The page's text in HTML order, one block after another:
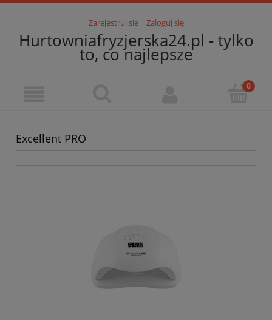
Zarejestruj się Zaloguj się
Hurtowniafryzjerska24.pl - tylko
to, co najlepsze
Excellent PRO